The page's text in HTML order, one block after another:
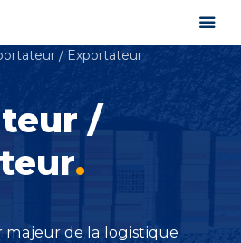
/ Exportateur
/
.
majeur de la logistique